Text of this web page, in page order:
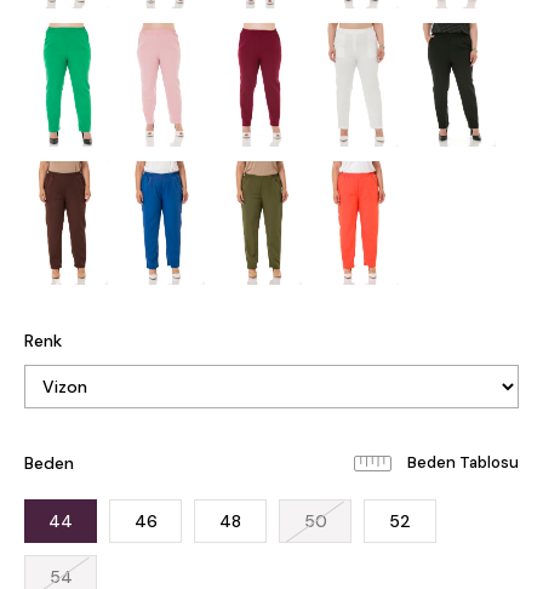
Renk
Beden Beden Tablosu
44 46 48 50 52
54